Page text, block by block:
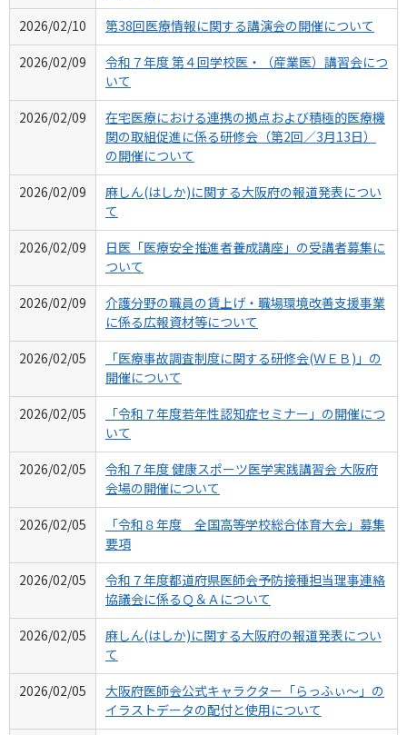
2026/02/10
第38回医療情報に関する講演会の開催について
2026/02/09
令和７年度 第４回学校医・（産業医）講習会につ
いて
2026/02/09
在宅医療における連携の拠点および積極的医療機
関の取組促進に係る研修会（第2回／3月13日）
の開催について
2026/02/09
麻しん(はしか)に関する大阪府の報道発表につい
て
2026/02/09
日医「医療安全推進者養成講座」の受講者募集に
ついて
2026/02/09
介護分野の職員の賃上げ・職場環境改善支援事業
に係る広報資材等について
2026/02/05
「医療事故調査制度に関する研修会(ＷＥＢ)」の
開催について
2026/02/05
「令和７年度若年性認知症セミナー」の開催につ
いて
2026/02/05
令和７年度 健康スポーツ医学実践講習会 大阪府
会場の開催について
2026/02/05
「令和８年度 全国高等学校総合体育大会」募集
要項
2026/02/05
令和７年度都道府県医師会予防接種担当理事連絡
協議会に係るＱ＆Ａについて
2026/02/05
麻しん(はしか)に関する大阪府の報道発表につい
て
2026/02/05
大阪府医師会公式キャラクター「らっふぃ～」の
イラストデータの配付と使用について